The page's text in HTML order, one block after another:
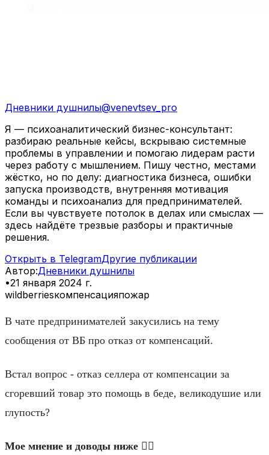
Дневники душнилы@venevtsev_pro
Я — психоаналитический бизнес-консультант:
разбираю реальные кейсы, вскрываю системные
проблемы в управлении и помогаю лидерам расти
через работу с мышлением. Пишу честно, местами
жёстко, но по делу: диагностика бизнеса, ошибки
запуска производств, внутренняя мотивация
команды и психоанализ для предпринимателей.
Если вы чувствуете потолок в делах или смыслах —
здесь найдёте трезвые разборы и практичные
решения.
Открыть в TelegramДругие публикации
Автор:Дневники душнилы
•21 января 2024 г.
wildberriesкомпенсацияпожар
В чате предпринимателей закусились на тему
сообщения от ВБ про отказ от компенсаций.
Встал вопрос - отказ селлера от компенсации за
сгоревший товар это помощь в беде, великодушие или
глупость?
Мое мнение и доводы ниже 👇🏻